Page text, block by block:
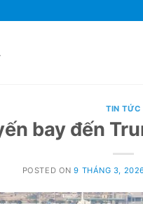
TIN TỨC
bay đến
POSTED ON9 THÁNG 3,